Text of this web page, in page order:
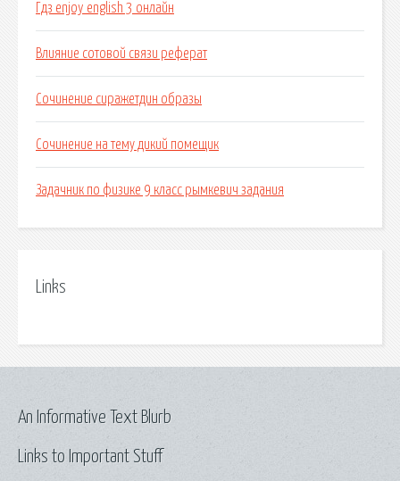
Гдз enjoy english 3 онлайн
Влияние сотовой связи реферат
Сочинение сиражетдин образы
Сочинение на тему дикий помещик
Задачник по физике 9 класс рымкевич задания
Links
Links to Important Stuff
An Informative Text Blurb